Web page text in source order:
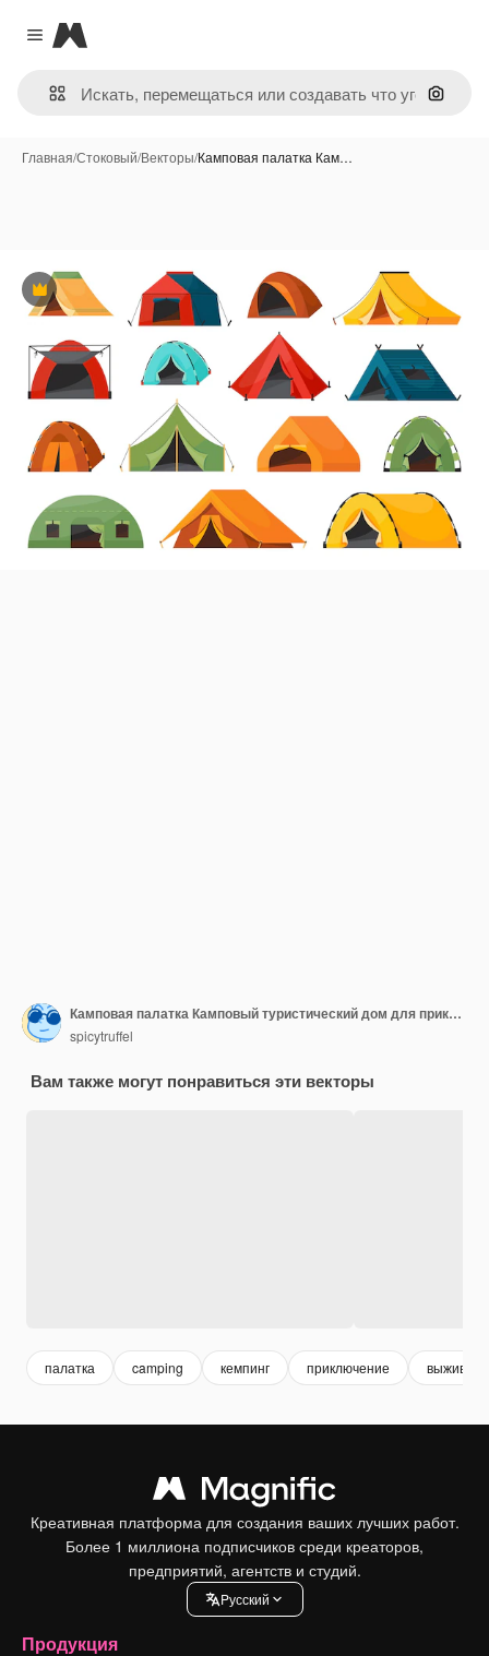
Close menu
Magnific
Поиск
Главная/Стоковый/Векторы/Камповая палатка Кам…
Премиум
Камповая палатка Камповый туристический дом для приключений на открытом воздухе Голубо-зеленый и оранжевый купол для кемпинга в лесу Оборудование для пешеходного туризма Убежище в кемпинге Набор инструментов для векторного кемпинга
spicytruffel
Вам также могут понравиться эти векторы
палатка camping кемпинг приключение
Креативная платформа для создания ваших лучших работ.
Более 1 миллиона подписчиков среди креаторов,
предприятий, агентств и студий.
Pусский
Продукция